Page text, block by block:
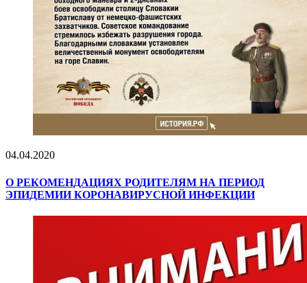
04.04.2020
О РЕКОМЕНДАЦИЯХ РОДИТЕЛЯМ НА ПЕРИОД
ЭПИДЕМИИ КОРОНАВИРУСНОЙ ИНФЕКЦИИ